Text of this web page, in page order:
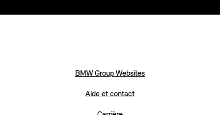
BMW Group Websites
Aide et contact
Carrière